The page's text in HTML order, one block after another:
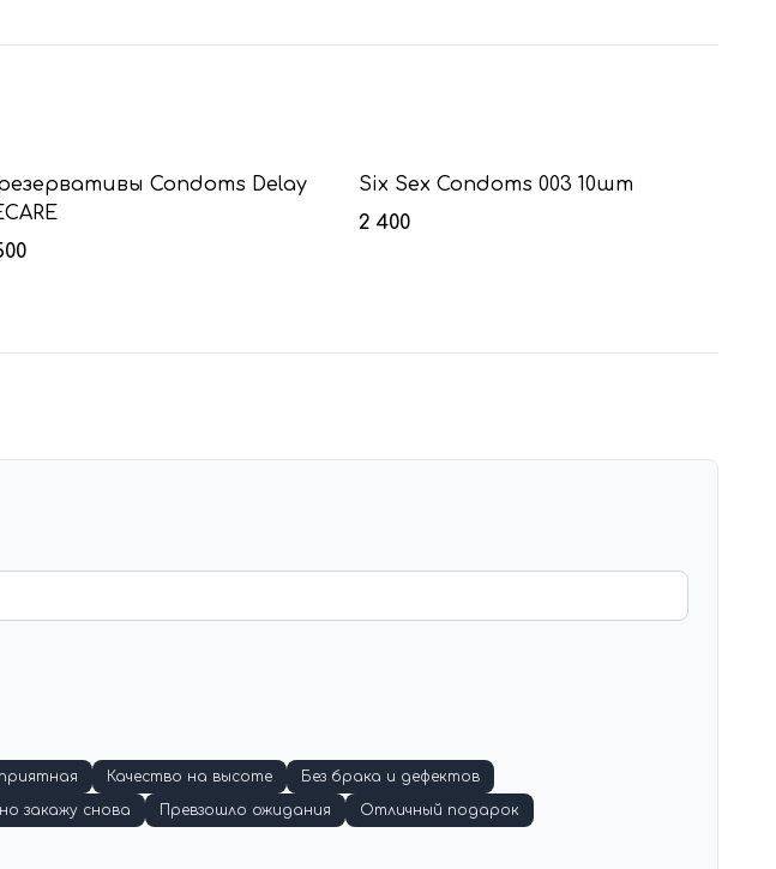
Condoms Delay
Six Sex Condoms 003 10шт
2 400
Качество на высоте
Без брака и дефектов
закажу снова Превзошло ожидания
Отличный подарок